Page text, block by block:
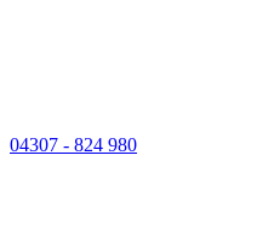
04307 - 824 980